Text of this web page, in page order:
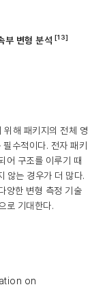
부 변형 분석 [13]
위해 패키지의 전체 영
수적이다. 전자 패키
어 구조를 이루기 때
않는 경우가 더 많다.
양한 변형 측정 기술
로 기대한다.
on